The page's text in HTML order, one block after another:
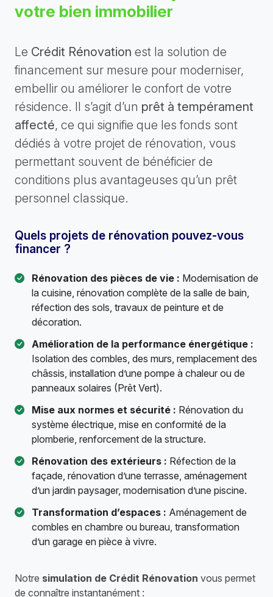
votre bien immobilier
Le Crédit Rénovation est la solution de
financement sur mesure pour moderniser,
embellir ou améliorer le confort de votre
résidence. Il s’agit d’un prêt à tempérament
affecté, ce qui signifie que les fonds sont
dédiés à votre projet de rénovation, vous
permettant souvent de bénéficier de
conditions plus avantageuses qu’un prêt
personnel classique.
Quels projets de rénovation pouvez-vous
financer ?
Rénovation des pièces de vie : Modernisation de
la cuisine, rénovation complète de la salle de bain,
réfection des sols, travaux de peinture et de
décoration.
Amélioration de la performance énergétique :
Isolation des combles, des murs, remplacement des
châssis, installation d’une pompe à chaleur ou de
panneaux solaires (Prêt Vert).
Mise aux normes et sécurité : Rénovation du
système électrique, mise en conformité de la
plomberie, renforcement de la structure.
Rénovation des extérieurs : Réfection de la
façade, rénovation d’une terrasse, aménagement
d’un jardin paysager, modernisation d’une piscine.
Transformation d’espaces : Aménagement de
combles en chambre ou bureau, transformation
d’un garage en pièce à vivre.
Notre simulation de Crédit Rénovation vous permet
de connaître instantanément :